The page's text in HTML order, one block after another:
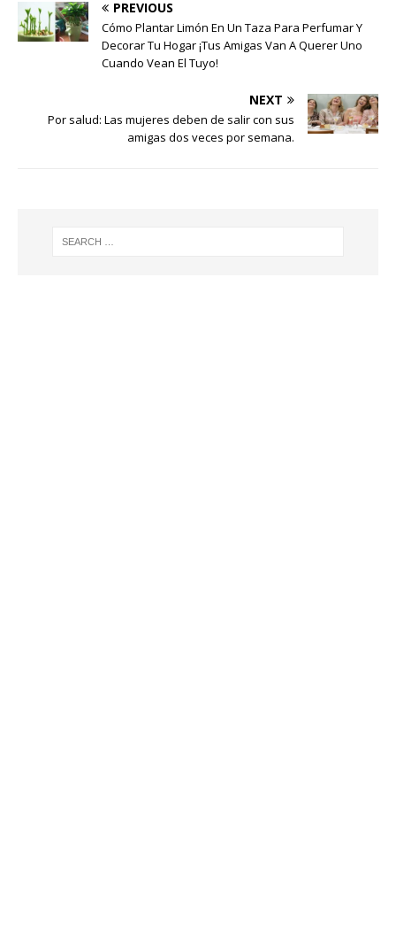
PREVIOUS
Cómo Plantar Limón En Un Taza Para Perfumar Y
Decorar Tu Hogar ¡Tus Amigas Van A Querer Uno
Cuando Vean El Tuyo!
NEXT
Por salud: Las mujeres deben de salir con sus
amigas dos veces por semana.